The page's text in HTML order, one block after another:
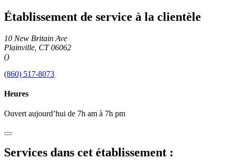
Établissement de service à la clientèle
10 New Britain Ave
Plainville, CT 06062
()
(860) 517-8073
Heures
Ouvert aujourd’hui de 7h am à 7h pm
Services dans cet établissement :